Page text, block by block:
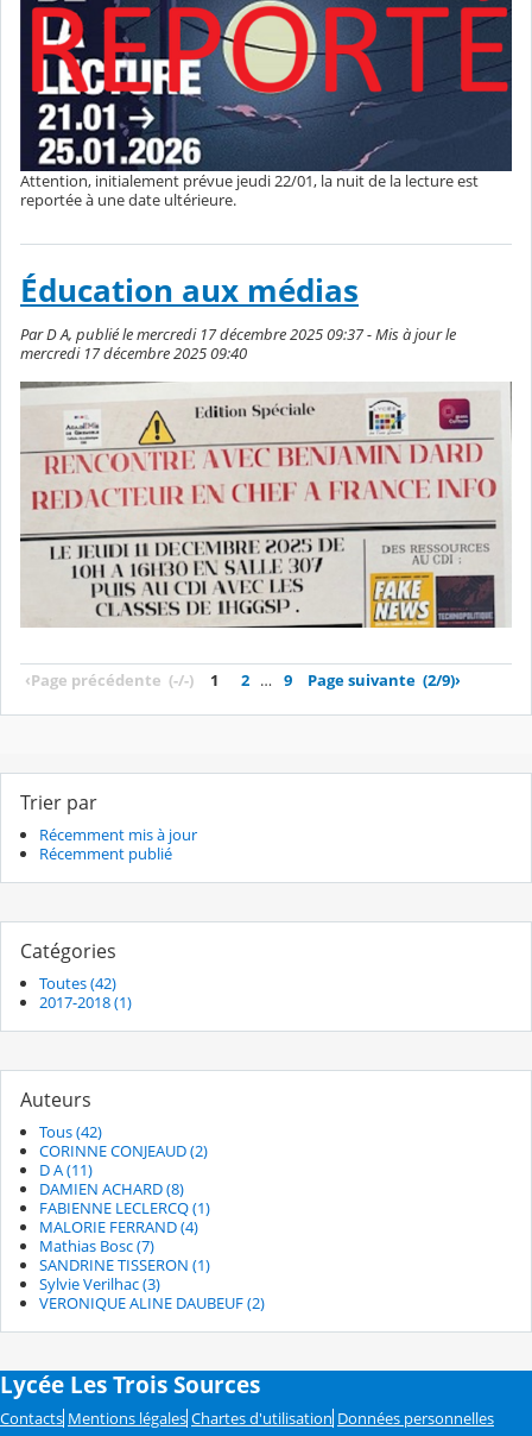
Attention, initialement prévue jeudi 22/01, la nuit de la lecture est
reportée à une date ultérieure.
Éducation aux médias
Par D A, publié le mercredi 17 décembre 2025 09:37 - Mis à jour le
mercredi 17 décembre 2025 09:40
‹Page précédente (-/-) 1 2 … 9 Page suivante (2/9)›
Trier par
Récemment mis à jour
Récemment publié
Catégories
Toutes (42)
2017-2018 (1)
Auteurs
Tous (42)
CORINNE CONJEAUD (2)
D A (11)
DAMIEN ACHARD (8)
FABIENNE LECLERCQ (1)
MALORIE FERRAND (4)
Mathias Bosc (7)
SANDRINE TISSERON (1)
Sylvie Verilhac (3)
VERONIQUE ALINE DAUBEUF (2)
Lycée Les Trois Sources
Contacts Mentions légales Chartes d'utilisation Données personnelles